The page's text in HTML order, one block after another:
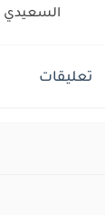
السعيدي
تعليقات